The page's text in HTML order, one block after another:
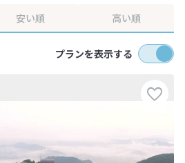
安い順 高い順
プランを表示する